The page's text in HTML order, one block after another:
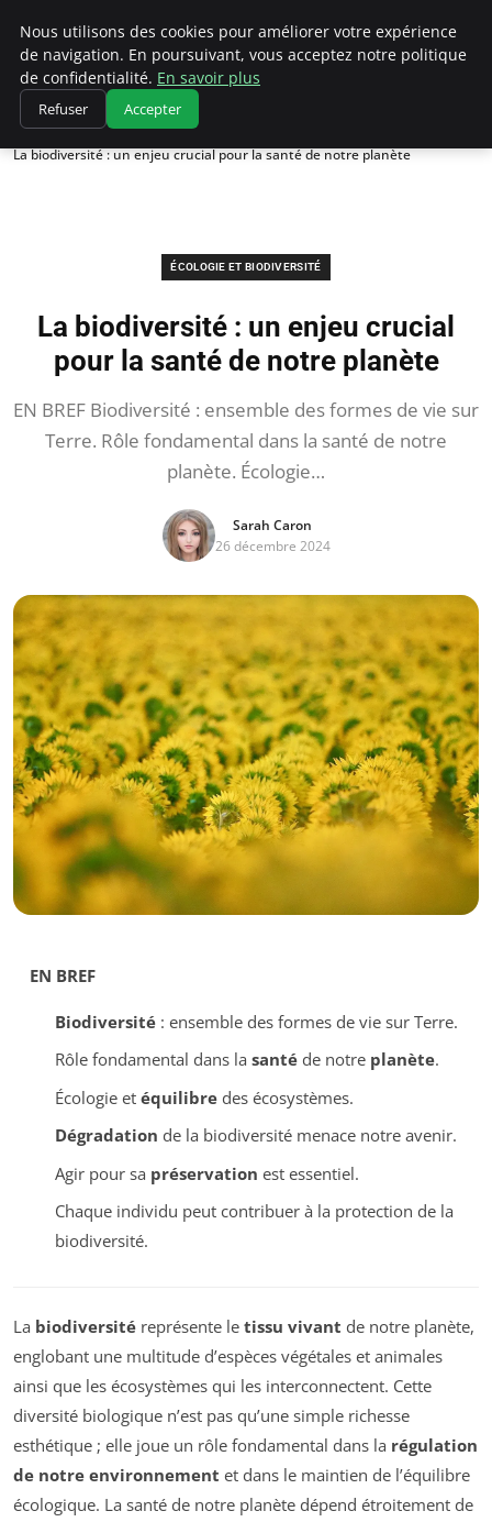
Climatedebtagents
Accueil
Écologie et Biodiversité
La biodiversité : un enjeu crucial pour la santé de notre planète
ÉCOLOGIE ET BIODIVERSITÉ
La biodiversité : un enjeu crucial
pour la santé de notre planète
EN BREF Biodiversité : ensemble des formes de vie sur
Terre. Rôle fondamental dans la santé de notre
planète. Écologie…
Sarah Caron
26 décembre 2024
EN BREF
Biodiversité: ensemble des formes de vie sur Terre.
Rôle fondamental dans la santéde notre planète.
Écologie et équilibredes écosystèmes.
Dégradation de la biodiversité menace notre avenir.
Agir pour sa préservation est essentiel.
Chaque individu peut contribuer à la protection de la
biodiversité.
La biodiversité représente le tissu vivant de notre planète,
englobant une multitude d’espèces végétales et animales
ainsi que les écosystèmes qui les interconnectent. Cette
diversité biologique n’est pas qu’une simple richesse
esthétique ; elle joue un rôle fondamental dans la régulation
de notre environnement et dans le maintien de l’équilibre
écologique. La santé de notre planète dépend étroitement de
Nous utilisons des cookies pour améliorer votre expérience
de navigation. En poursuivant, vous acceptez notre politique
de confidentialité. En savoir plus
Refuser Accepter